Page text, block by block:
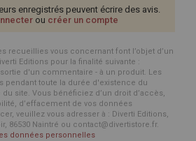
enregistrés peuvent écrire des avis.
ou créer un compte
recueillies vous concernant font l’objet d’un
Editions pour la finalité suivante :
d'un commentaire - à un produit. Les
pendant toute la durée d'existence du
site. Vous bénéficiez d’un droit d’accès,
d’effacement de vos données
veuillez vous adresser à : Diverti Editions,
86530 Naintré ou contact@divertistore.fr.
données personnelles